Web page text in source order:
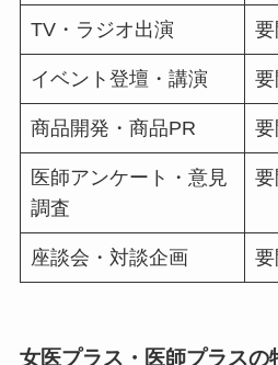
TV・ラジオ出演
イベント登壇・講演
商品開発・商品PR
医師アンケート・意見
調査
座談会・対談企画
女医プラス・医師プラスの